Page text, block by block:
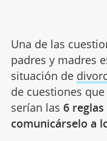
Una de las
padres y madres
situación de
de cuestiones
serían las 6
comunicárselo a